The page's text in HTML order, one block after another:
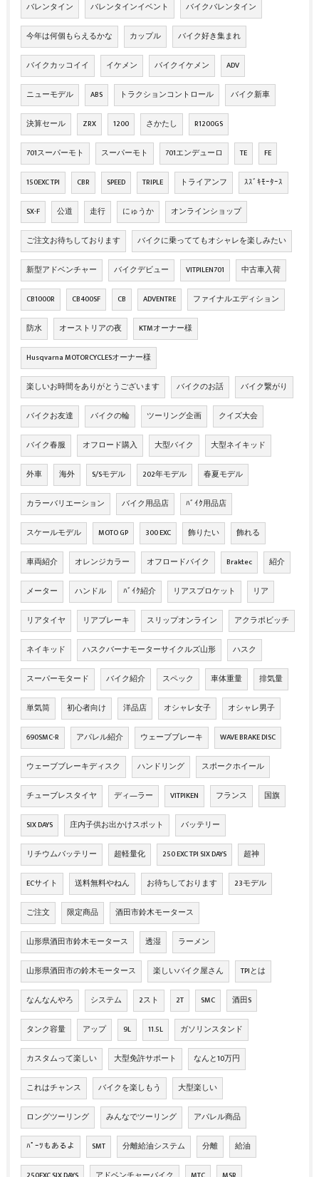
バレンタイン バレンタインイベント バイクバレンタイン
今年は何個もらえるかな カップル バイク好き集まれ
バイクカッコイイ イケメン バイクイケメン ADV
ニューモデル ABS トラクションコントロール バイク新車
決算セール ZRX 1200 さかたし R1200GS
701スーパーモト スーパーモト 701エンデューロ TE FE
150EXC TPI CBR SPEED TRIPLE トライアンフ ｽｽﾞｷﾓｰﾀｰｽ
SX-F 公道 走行 にゅうか オンラインショップ
ご注文お待ちしております バイクに乗っててもオシャレを楽しみたい
新型アドベンチャー バイクデビュー VITPILEN701 中古車入荷
CB1000R CB400SF CB ADVENTRE ファイナルエディション
防水 オーストリアの夜 KTMオーナー様
Husqvarna MOTORCYCLESオーナー様
楽しいお時間をありがとうございます バイクのお話 バイク繋がり
バイクお友達 バイクの輪 ツーリング企画 クイズ大会
バイク春服 オフロード購入 大型バイク 大型ネイキッド
外車 海外 S/Sモデル 202年モデル 春夏モデル
カラーバリエーション バイク用品店 ﾊﾞｲｸ用品店
スケールモデル MOTO GP 300 EXC 飾りたい 飾れる
車両紹介 オレンジカラー オフロードバイク Braktec 紹介
メーター ハンドル ﾊﾞｲｸ紹介 リアスプロケット リア
リアタイヤ リアブレーキ スリップオンライン アクラポビッチ
ネイキッド ハスクバーナモーターサイクルズ山形 ハスク
スーパーモタード バイク紹介 スペック 車体重量 排気量
単気筒 初心者向け 洋品店 オシャレ女子 オシャレ男子
690SMC-R アパレル紹介 ウェーブブレーキ WAVE BRAKE DISC
ウェーブブレーキディスク ハンドリング スポークホイール
チューブレスタイヤ ディ―ラー VITPIKEN フランス 国旗
SIX DAYS 庄内子供お出かけスポット バッテリー
リチウムバッテリー 超軽量化 250 EXC TPI SIX DAYS 超神
ECサイト 送料無料やねん お待ちしております 23モデル
ご注文 限定商品 酒田市鈴木モータース
山形県酒田市鈴木モータース 透湿 ラーメン
山形県酒田市の鈴木モータース 楽しいバイク屋さん TPIとは
なんなんやろ システム 2スト 2T SMC 酒田S
タンク容量 アップ 9L 11.5L ガソリンスタンド
カスタムって楽しい 大型免許サポート なんと10万円
これはチャンス バイクを楽しもう 大型楽しい
ロングツーリング みんなでツーリング アパレル商品
ﾊﾟｰﾂもあるよ SMT 分離給油システム 分離 給油